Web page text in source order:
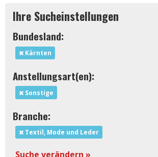
Ihre Sucheinstellungen
Bundesland:
Kärnten
Anstellungsart(en):
Sonstige
Branche:
Textil, Mode und Leder
Suche verändern »